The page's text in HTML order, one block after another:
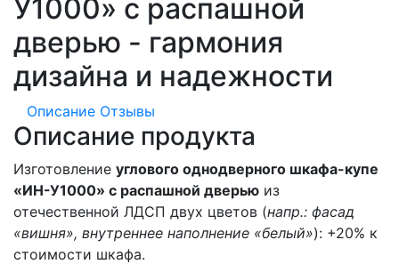
У1000» с распашной
дверью - гармония
дизайна и надежности
Описание Отзывы
Описание продукта
Изготовление углового однодверного шкафа-купе
«ИН-У1000» с распашной дверью из
отечественной ЛДСП двух цветов (напр.: фасад
«вишня», внутреннее наполнение «белый»): +20% к
стоимости шкафа.